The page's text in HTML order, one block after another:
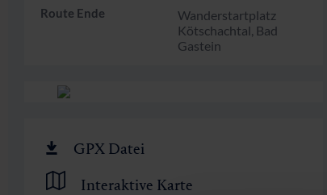
Route Ende
Wanderstartplatz
Kötschachtal, Bad
Gastein
🏺
GPX Datei
Interaktive Karte